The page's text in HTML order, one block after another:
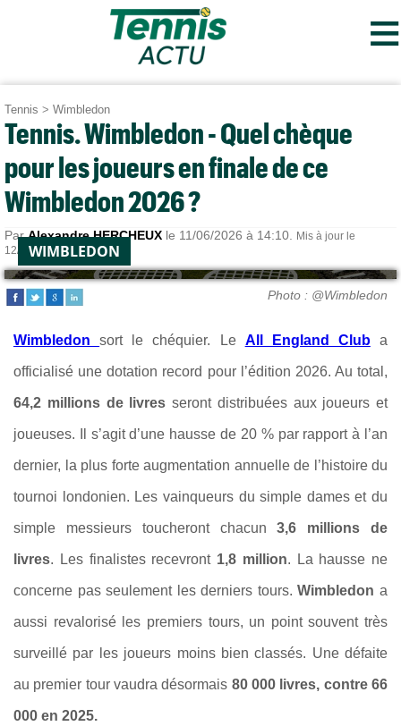
≡
Tennis > Wimbledon
Tennis. Wimbledon - Quel chèque
pour les joueurs en finale de ce
Wimbledon 2026 ?
ParAlexandre HERCHEUX le 11/06/2026 à 14:10.
Mis à jour le
12/07/2026 à 07:16.
WIMBLEDON
Photo : @Wimbledon
Wimbledon sort le chéquier. Le All England Club a
officialisé une dotation record pour l’édition 2026. Au total,
64,2 millions de livres seront distribuées aux joueurs et
joueuses. Il s’agit d’une hausse de 20 % par rapport à l’an
dernier, la plus forte augmentation annuelle de l’histoire du
tournoi londonien. Les vainqueurs du simple dames et du
simple messieurs toucheront chacun 3,6 millions de
livres. Les finalistes recevront 1,8 million. La hausse ne
concerne pas seulement les derniers tours.Wimbledona
aussi revalorisé les premiers tours, un point souvent très
surveillé par les joueurs moins bien classés. Une défaite
au premier tour vaudra désormais 80 000 livres, contre 66
000 en 2025.